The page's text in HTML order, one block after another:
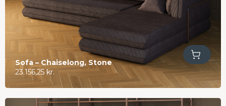
Sofa – Chaiselong, Stone
23.156,25 kr.
Tilføj til kurv